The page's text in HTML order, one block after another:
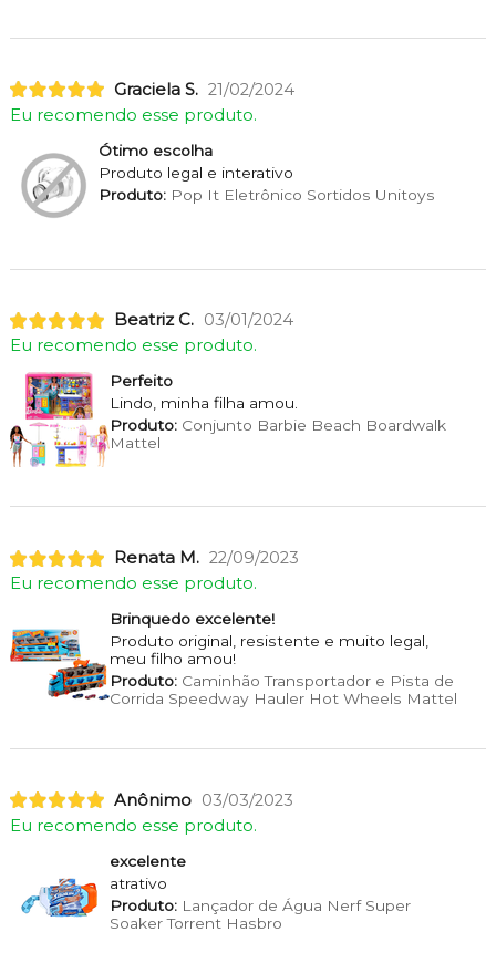
Graciela S. 21/02/2024
Eu recomendo esse produto.
Ótimo escolha
Produto legal e interativo
Produto:Pop It Eletrônico Sortidos Unitoys
Beatriz C. 03/01/2024
Eu recomendo esse produto.
Perfeito
Lindo, minha filha amou.
Produto:Conjunto Barbie Beach Boardwalk
Mattel
Renata M. 22/09/2023
Eu recomendo esse produto.
Brinquedo excelente!
Produto original, resistente e muito legal,
meu filho amou!
Produto:Caminhão Transportador e Pista de
Corrida Speedway Hauler Hot Wheels Mattel
Anônimo 03/03/2023
Eu recomendo esse produto.
excelente
atrativo
Produto:Lançador de Água Nerf Super
Soaker Torrent Hasbro